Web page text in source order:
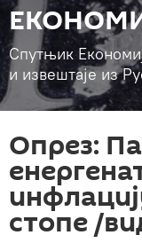
Спутњик
и извештаје из
Опрез:
стопe /